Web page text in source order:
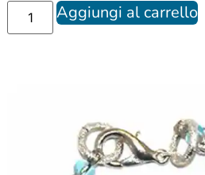
Aggiungi al carrello